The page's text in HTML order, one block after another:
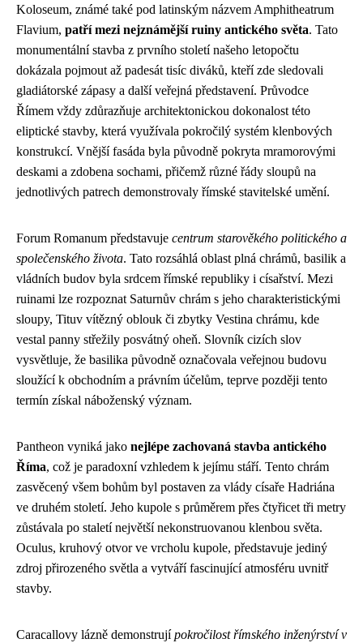
Koloseum, známé také pod latinským názvem Amphitheatrum
Flavium, patří mezi nejznámější ruiny antického světa. Tato
monumentální stavba z prvního století našeho letopočtu
dokázala pojmout až padesát tisíc diváků, kteří zde sledovali
gladiátorské zápasy a další veřejná představení. Průvodce
Římem vždy zdůrazňuje architektonickou dokonalost této
eliptické stavby, která využívala pokročilý systém klenbových
konstrukcí. Vnější fasáda byla původně pokryta mramorovými
deskami a zdobena sochami, přičemž různé řády sloupů na
jednotlivých patrech demonstrovaly římské stavitelské umění.
Forum Romanum představuje centrum starověkého politického a
společenského života. Tato rozsáhlá oblast plná chrámů, basilik a
vládních budov byla srdcem římské republiky i císařství. Mezi
ruinami lze rozpoznat Saturnův chrám s jeho charakteristickými
sloupy, Tituv vítězný oblouk či zbytky Vestina chrámu, kde
vestal panny střežily posvátný oheň. Slovník cizích slov
vysvětluje, že basilika původně označovala veřejnou budovu
sloužící k obchodním a právním účelům, teprve později tento
termín získal náboženský význam.
Pantheon vyniká jako nejlépe zachovaná stavba antického
Říma, což je paradoxní vzhledem k jejímu stáří. Tento chrám
zasvěcený všem bohům byl postaven za vlády císaře Hadriána
ve druhém století. Jeho kupole s průměrem přes čtyřicet tři metry
zůstávala po staletí největší nekonstruovanou klenbou světa.
Oculus, kruhový otvor ve vrcholu kupole, představuje jediný
zdroj přirozeného světla a vytváří fascinující atmosféru uvnitř
stavby.
Caracallovy lázně demonstrujípokročilost římského inženýrství v